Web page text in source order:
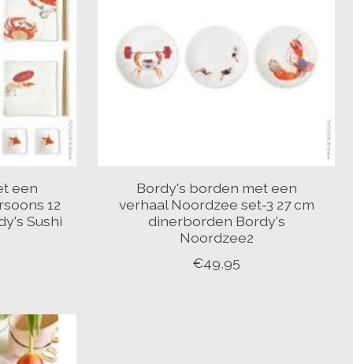
een
12
Sushi
Bordy's borden met een
verhaal Noordzee set-3 27 cm
dinerborden Bordy's
Noordzee2
€49,95